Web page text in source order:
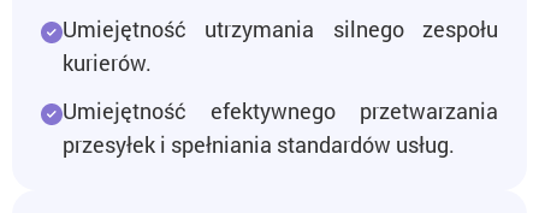
Umiejętność utrzymania silnego zespołu
kurierów.
Umiejętność efektywnego przetwarzania
przesyłek i spełniania standardów usług.